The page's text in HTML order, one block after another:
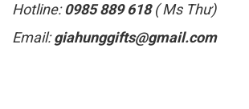
Hotline:0985 889 618( Ms Thư)
Email:giahunggifts@gmail.com